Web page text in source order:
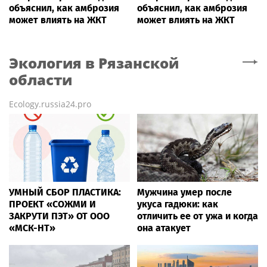
объяснил, как амброзия
может влиять на ЖКТ
объяснил, как амброзия
может влиять на ЖКТ
Экология в Рязанской
области
Ecology.russia24.pro
УМНЫЙ СБОР ПЛАСТИКА:
ПРОЕКТ «СОЖМИ И
ЗАКРУТИ ПЭТ» ОТ ООО
«МСК-НТ»
Мужчина умер после
укуса гадюки: как
отличить ее от ужа и когда
она атакует